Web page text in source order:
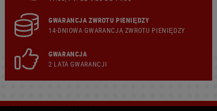
GWARANCJA ZWROTU PIENIĘDZY
14-DNIOWA GWARANCJA ZWROTU PIENIĘDZY
GWARANCJA
2 LATA GWARANCJI